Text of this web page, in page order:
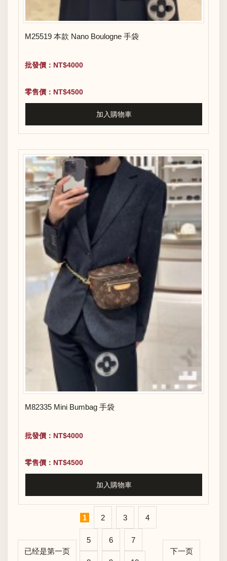
M25519 本款 Nano Boulogne 手袋
批發價：NT$4000
零售價：NT$4500
加入購物車
M82335 Mini Bumbag 手袋
批發價：NT$4000
零售價：NT$4500
加入購物車
已经是第一页
1 2 3 4
5 6 7
下一页